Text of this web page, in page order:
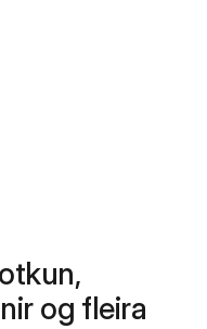
og fleira